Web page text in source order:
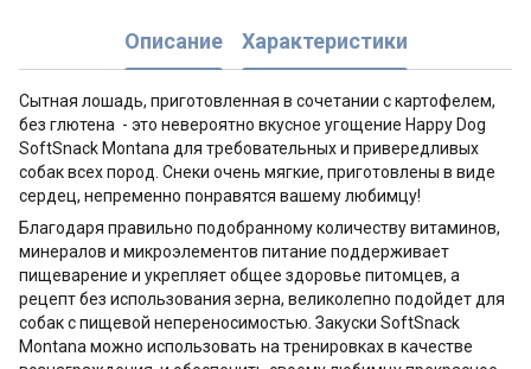
Описание Характеристики
Сытная лошадь, приготовленная в сочетании с картофелем,
без глютена - это невероятно вкусное угощение Happy Dog
SoftSnack Montana для требовательных и привередливых
собак всех пород. Снеки очень мягкие, приготовлены в виде
сердец, непременно понравятся вашему любимцу!
Благодаря правильно подобранному количеству витаминов,
минералов и микроэлементов питание поддерживает
пищеварение и укрепляет общее здоровье питомцев, а
рецепт без использования зерна, великолепно подойдет для
собак с пищевой непереносимостью. Закуски SoftSnack
Montana можно использовать на тренировках в качестве